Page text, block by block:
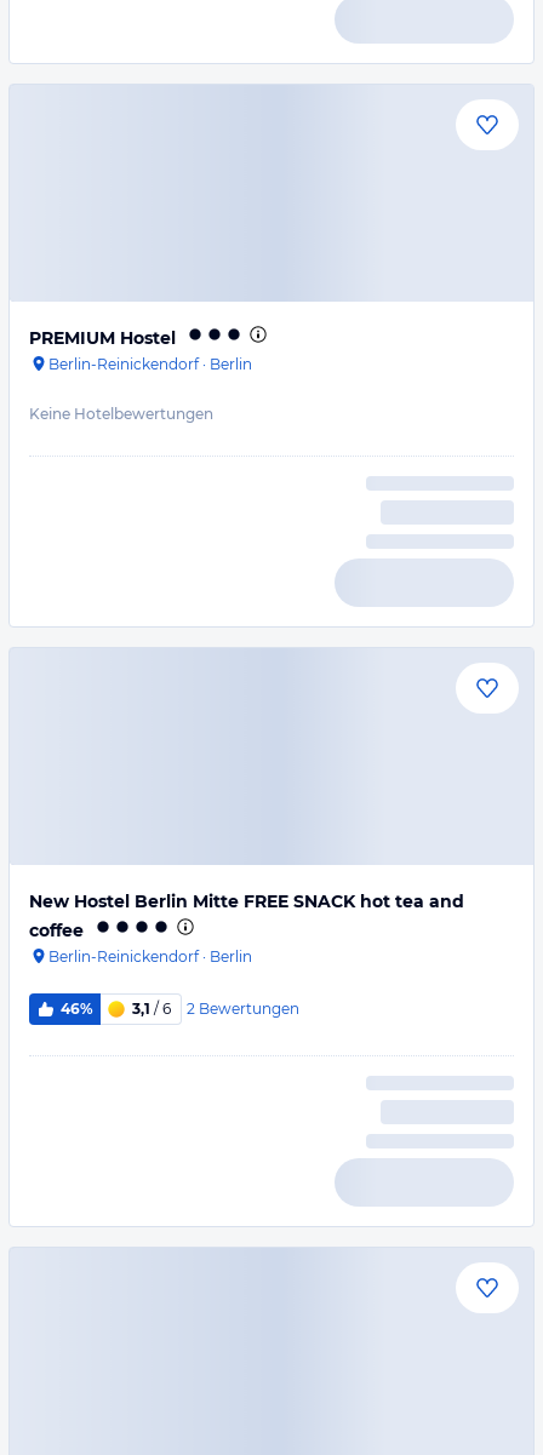
PREMIUM Hostel
Berlin-Reinickendorf· Berlin
Keine Hotelbewertungen
New Hostel Berlin Mitte FREE SNACK hot tea and
coffee
Berlin-Reinickendorf· Berlin
46% 3,1 / 6 2 Bewertungen